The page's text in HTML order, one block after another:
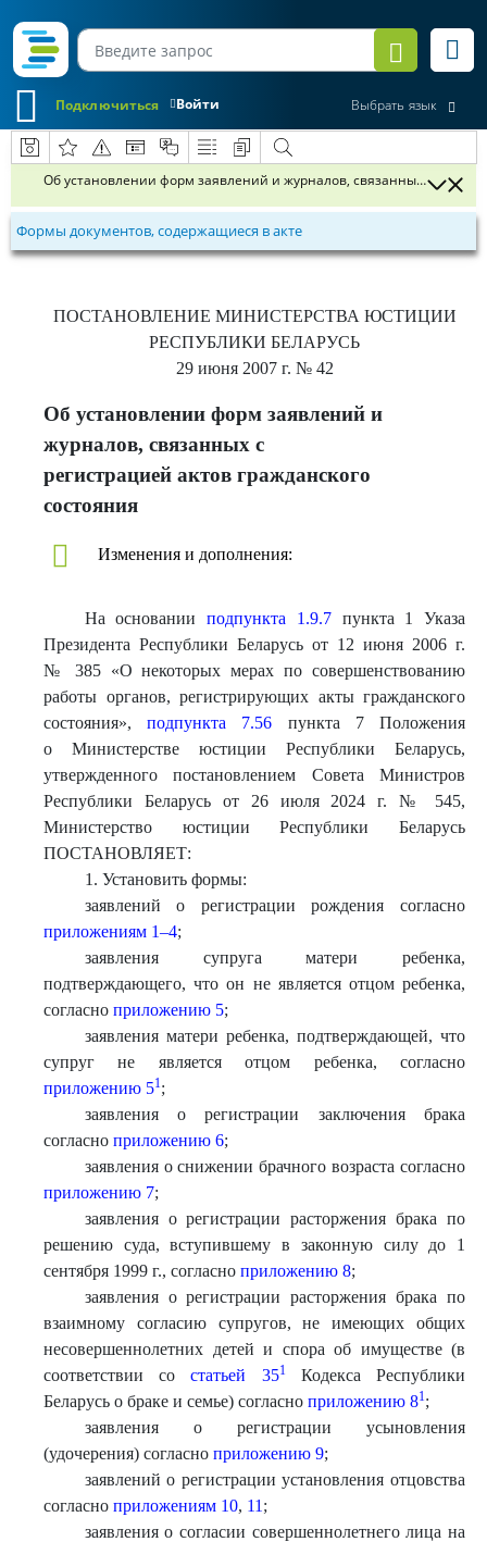
Войти
Подключиться Выбрать язык
Об установлении форм заявлений и журналов, связанных с
Формы документов, содержащиеся в акте
ПОСТАНОВЛЕНИЕ МИНИСТЕРСТВА ЮСТИЦИИ
РЕСПУБЛИКИ БЕЛАРУСЬ
29 июня 2007 г. № 42
Об установлении форм заявлений и
журналов, связанных с
регистрацией актов гражданского
состояния
Изменения и дополнения:
На основанииподпункта 1.9.7пункта 1 Указа
Президента Республики Беларусь от 12 июня 2006 г.
№ 385 «О некоторых мерах по совершенствованию
работы органов, регистрирующих акты гражданского
состояния»,подпункта 7.56 пункта 7 Положения
о Министерстве юстиции Республики Беларусь,
утвержденного постановлением Совета Министров
Республики Беларусь от 26 июля 2024 г. № 545,
Министерство юстиции Республики Беларусь
ПОСТАНОВЛЯЕТ:
1. Установить формы:
заявлений о регистрации рождения согласно
приложениям 1–4;
заявления супруга матери ребенка,
подтверждающего, что он не является отцом ребенка,
согласно приложению 5;
заявления матери ребенка, подтверждающей, что
супруг не является отцом ребенка, согласно
приложению 51;
заявления о регистрации заключения брака
согласно приложению 6;
заявления о снижении брачного возраста согласно
приложению 7;
заявления о регистрации расторжения брака по
решению суда, вступившему в законную силу до 1
сентября 1999 г., согласно приложению 8;
заявления о регистрации расторжения брака по
взаимному согласию супругов, не имеющих общих
несовершеннолетних детей и спора об имуществе (в
соответствии состатьей 351
Кодекса Республики
Беларусь о браке и семье) согласно приложению 81;
заявления о регистрации усыновления
(удочерения) согласно приложению 9;
заявлений о регистрации установления отцовства
согласно приложениям 10, 11 ;
заявления о согласии совершеннолетнего лица на